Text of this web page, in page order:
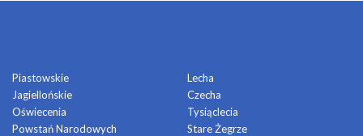
Piastowskie
Jagiellońskie
Oświecenia
Powstań Narodowych
Lecha
Czecha
Tysiąclecia
Stare Żegrze